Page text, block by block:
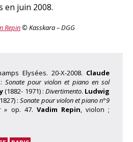
en juin 2008.
Repin© Kasskara – DGG
Elysées. 20-X-2008. Claude
Sonate pour violon et piano en sol
(1882- 1971) : Divertimento. Ludwig
:Sonate pour violon et piano n°9
» op. 47. Vadim Repin, violon ;